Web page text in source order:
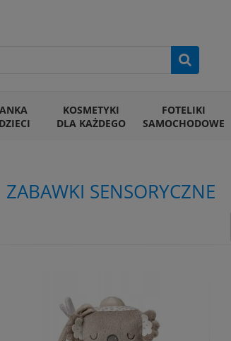
KOSMETYKI
DLA KAŻDEGO
FOTELIKI
SAMOCHODOWE
ZABAWKI SENSORYCZNE